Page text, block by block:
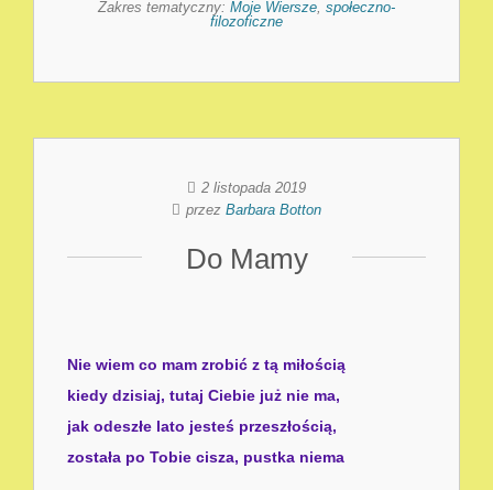
Zakres tematyczny: Moje Wiersze społeczno-
filozoficzne
2 listopada 2019
przez Barbara Botton
Do Mamy
Nie wiem co mam zrobić z tą miłością
kiedy dzisiaj, tutaj Ciebie już nie ma,
jak odeszłe lato jesteś przeszłością,
została po Tobie cisza, pustka niema